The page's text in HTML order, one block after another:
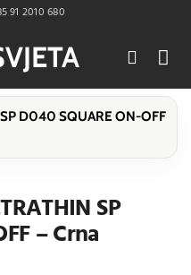
91 2010 680
SP
– Crna